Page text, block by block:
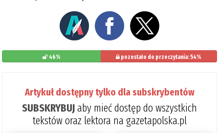
46% pozostało do przeczytania: 54%
Artykuł dostępny tylko dla subskrybentów
SUBSKRYBUJaby mieć dostęp do wszystkich
tekstów oraz lektora na gazetapolska.pl